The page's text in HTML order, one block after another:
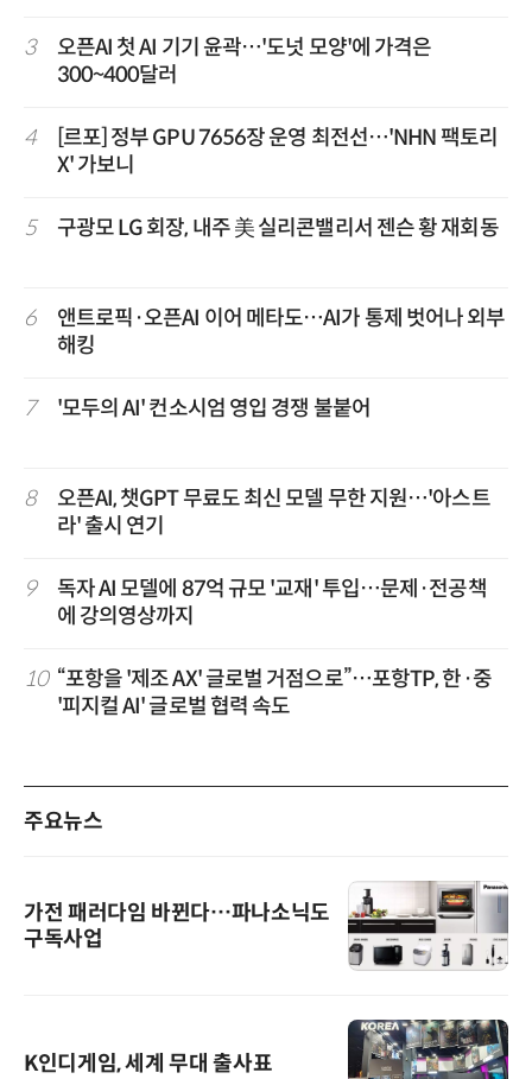
3
오픈AI 첫 AI 기기 윤곽…'도넛 모양'에 가격은
300~400달러
4
[르포] 정부 GPU 7656장 운영 최전선…'NHN 팩토리
X' 가보니
5 구광모 LG 회장, 내주 美 실리콘밸리서 젠슨 황 재회동
6
앤트로픽·오픈AI 이어 메타도…AI가 통제 벗어나 외부
해킹
7 '모두의 AI' 컨소시엄 영입 경쟁 불붙어
8
오픈AI, 챗GPT 무료도 최신 모델 무한 지원…'아스트
라' 출시 연기
9
독자 AI 모델에 87억 규모 '교재' 투입…문제·전공책
에 강의영상까지
10 “포항을 '제조 AX' 글로벌 거점으로”…포항TP, 한·중
'피지컬 AI' 글로벌 협력 속도
주요뉴스
가전 패러다임 바뀐다…파나소닉도
구독사업
K인디게임, 세계 무대 출사표